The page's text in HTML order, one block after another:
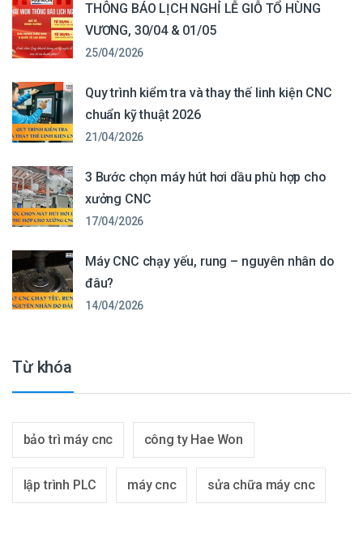
THÔNG BÁO LỊCH NGHỈ LỄ GIỖ TỔ HÙNG
VƯƠNG, 30/04 & 01/05
25/04/2026
Quy trình kiểm tra và thay thế linh kiện CNC
chuẩn kỹ thuật 2026
21/04/2026
3 Bước chọn máy hút hơi dầu phù hợp cho
xưởng CNC
17/04/2026
Máy CNC chạy yếu, rung – nguyên nhân do
đâu?
14/04/2026
Từ khóa
bảo trì máy cnc công ty Hae Won
lập trình PLC máy cnc sửa chữa máy cnc